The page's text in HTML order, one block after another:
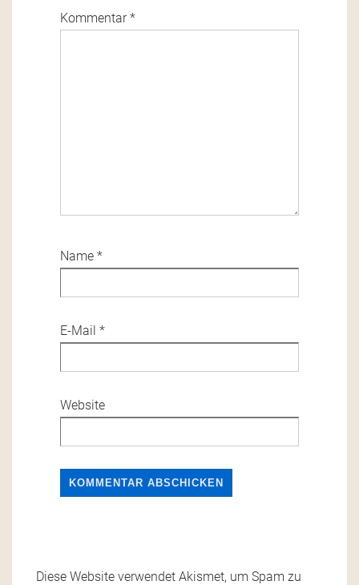
Kommentar*
Name *
E-Mail *
Website
Diese Website verwendet Akismet, um Spam zu